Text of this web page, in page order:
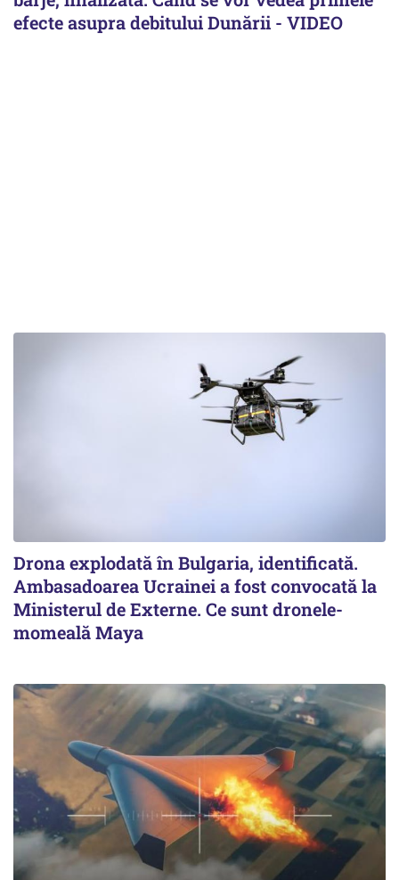
efecte asupra debitului Dunării - VIDEO
Drona explodată în Bulgaria, identificată.
Ambasadoarea Ucrainei a fost convocată la
Ministerul de Externe. Ce sunt dronele-
momeală Maya